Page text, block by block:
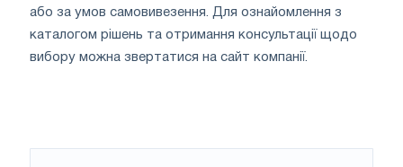
або за умов самовивезення. Для ознайомлення з
каталогом рішень та отримання консультації щодо
вибору можна звертатися на сайт компанії.